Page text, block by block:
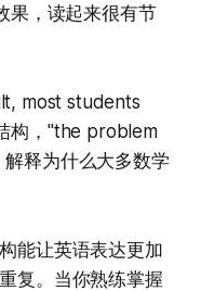
果，读起来很有节
most students
构，"the problem
释为什么大多数学
能让英语表达更加
复。当你熟练掌握